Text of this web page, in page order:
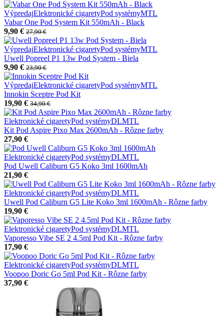
VýpredajElektronické cigaretyPod systémyMTL
Vabar One Pod System Kit 550mAh - Black
9,90 € 27,90 €
VýpredajElektronické cigaretyPod systémyMTL
Uwell Popreel P1 13w Pod System - Biela
9,90 € 23,90 €
VýpredajElektronické cigaretyPod systémyMTL
Innokin Sceptre Pod Kit
19,90 € 34,90 €
Elektronické cigaretyPod systémyDLMTL
Kit Pod Aspire Pixo Max 2600mAh - Rôzne farby
27,90 €
Elektronické cigaretyPod systémyDLMTL
Pod Uwell Caliburn G5 Koko 3ml 1600mAh
21,90 €
Elektronické cigaretyPod systémyDLMTL
Uwell Pod Caliburn G5 Lite Koko 3ml 1600mAh - Rôzne farby
19,90 €
Elektronické cigaretyPod systémyDLMTL
Vaporesso Vibe SE 2 4.5ml Pod Kit - Rôzne farby
17,90 €
Elektronické cigaretyPod systémyDLMTL
Voopoo Doric Go 5ml Pod Kit - Rôzne farby
37,90 €